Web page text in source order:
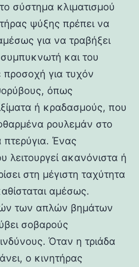
σύστημα κλιματισμού
ψύξης πρέπει να
για να τραβήξει
και του
για τυχόν
όπως
ή κραδασμούς, που
ρουλεμάν στο
Ένας
λειτουργεί ακανόνιστα ή
στη μέγιστη ταχύτητα
αμέσως.
των απλών βημάτων
σοβαρούς
Όταν η τριάδα
ο κινητήρας